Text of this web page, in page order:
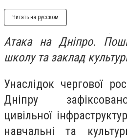
Читать на русском
Атака на Дніпро.
школу та заклад
Унаслідок чергової
Дніпру
цивільної
навчальні та